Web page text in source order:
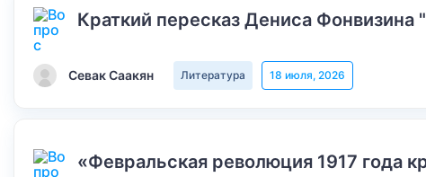
Краткий пересказ Дениса Фонвизина
Севак Саакян Литература 18 июля, 2026
«Февральская революция 1917 года